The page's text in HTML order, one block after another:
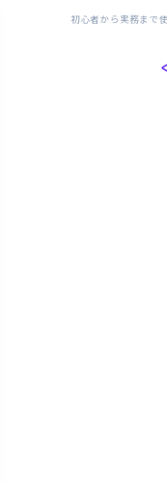
初心者から実務まで